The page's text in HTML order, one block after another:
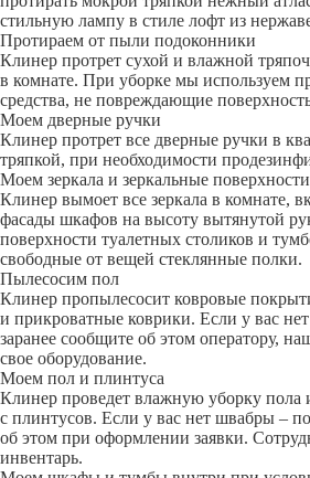
стильную лампу в стиле лофт из
Протираем от пыли подоконники
Клинер протрет сухой и влажной
в комнате. При уборке мы используем
средства, не повреждающие
Моем дверные ручки
Клинер протрет все дверные ручки в
тряпкой, при необходимости
Моем зеркала и зеркальные поверхности
Клинер вымоет все зеркала в комнате,
фасады шкафов на высоту вытянутой
поверхности туалетных столиков и
свободные от вещей стеклянные полки.
Пылесосим пол
Клинер пропылесосит ковровые
и прикроватные коврики. Если у вас
заранее сообщите об этом оператору,
свое оборудование.
Моем пол и плинтуса
Клинер проведет влажную уборку пола
с плинтусов. Если у вас нет швабры –
об этом при оформлении заявки.
инвентарь.